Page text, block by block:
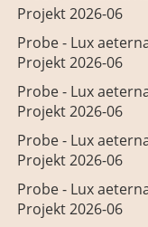
Projekt 2026-06
Probe - Lux
Projekt 2026-06
Probe - Lux
Projekt 2026-06
Probe - Lux
Projekt 2026-06
Probe - Lux
Projekt 2026-06